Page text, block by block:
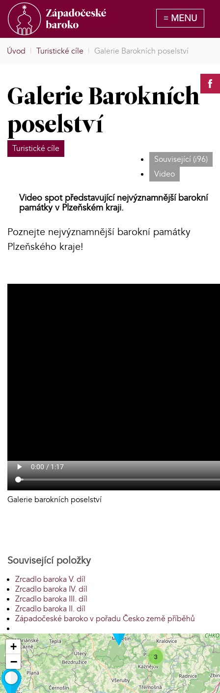
Úvod | Turistické cíle | Galerie Barokních poselství
Galerie Barokních
poselství
Turistické cíle
Související (i96)
Video
Video spot představující nejvýznamnější barokní
památky v Plzeňském kraji.
Poznejte nejvýznamnější barokní památky
Plzeňského kraje!
Galerie barokních poselství
Související položky
Zrcadlo baroka V. díl
Zrcadlo baroka IV. díl
Zrcadlo baroka III. díl
Zrcadlo baroka II. díl
Západočeské baroko v pořadu Česko země příběhů
3
+
−